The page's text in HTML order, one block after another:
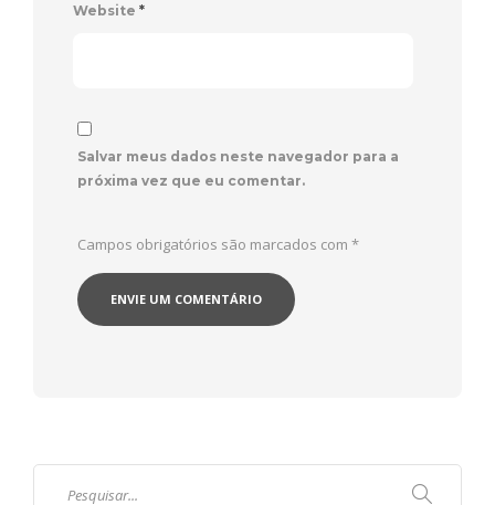
Website *
Salvar meus dados neste navegador para a
próxima vez que eu comentar.
Campos obrigatórios são marcados com *